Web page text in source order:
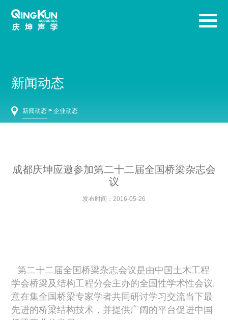
新闻动态
新闻动态 > 企业动态
成都庆坤应邀参加第二十二届全国桥梁杂志会
议
发布时间：2016-05-26
第二十二届全国桥梁杂志会议是由中国土木工程
学会桥梁及结构工程分会主办的全国性学术性会议.
意在集全国桥梁专家学者共同研讨学习交流当下最
先进的桥梁结构技术，并提供广阔的平台促进中国